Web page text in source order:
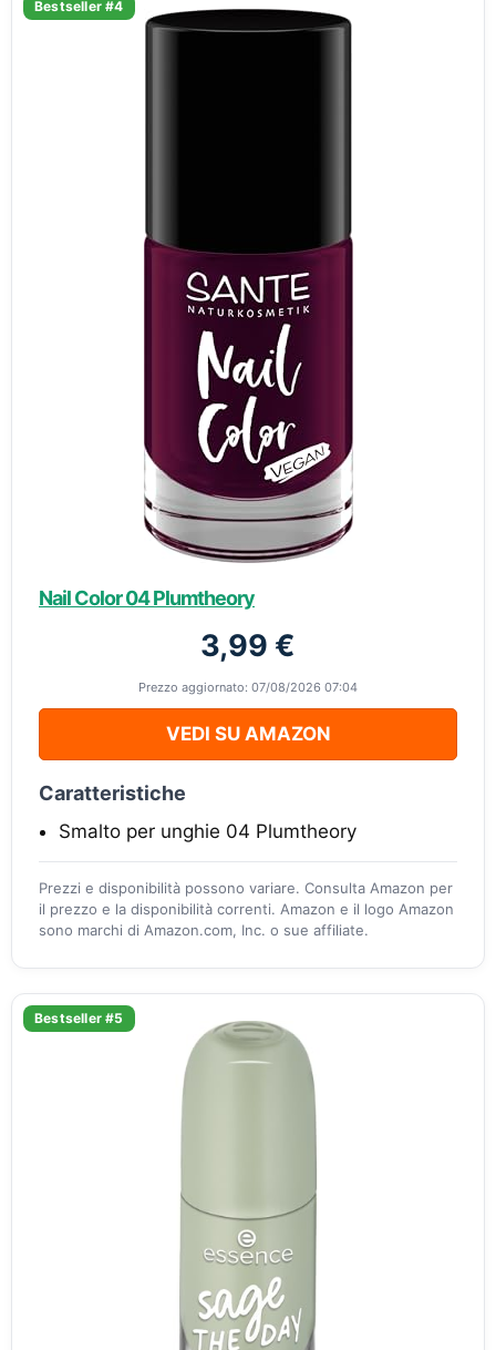
Bestseller #4
Nail Color 04 Plumtheory
3,99 €
Prezzo aggiornato: 07/08/2026 07:04
VEDI SU AMAZON
Caratteristiche
Smalto per unghie 04 Plumtheory
Prezzi e disponibilità possono variare. Consulta Amazon per
il prezzo e la disponibilità correnti. Amazon e il logo Amazon
sono marchi di Amazon.com, Inc. o sue affiliate.
Bestseller #5